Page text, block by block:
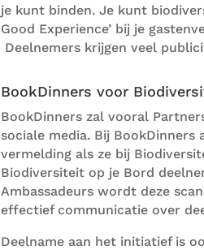
je kunt binden. Je kunt
Good Experience’ bij je gasten
Deelnemers krijgen veel
BookDinners voor
BookDinners zal vooral P
sociale media. Bij BookDinners
vermelding als ze bij
Biodiversiteit op je Bord
Ambassadeurs wordt deze
effectief communicatie over
Deelname aan het initiatief is